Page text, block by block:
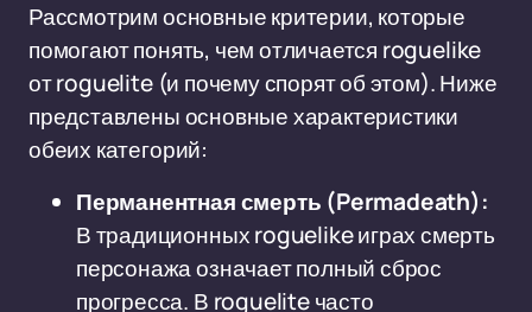
Рассмотрим основные критерии, которые
помогают понять, чем отличается roguelike
от roguelite (и почему спорят об этом). Ниже
представлены основные характеристики
обеих категорий:
Перманентная смерть (Permadeath):
В традиционных roguelike играх смерть
персонажа означает полный сброс
прогресса. В roguelite часто